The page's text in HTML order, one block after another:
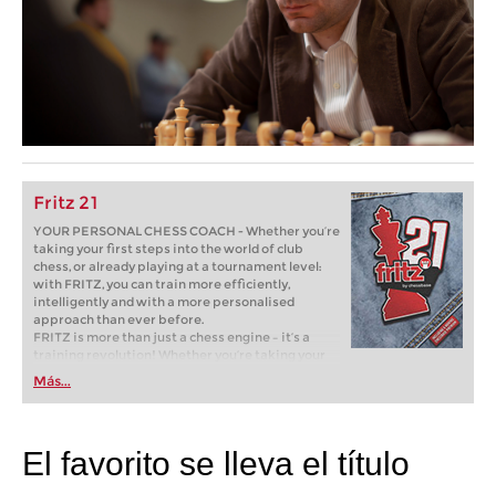
Fritz 21
YOUR PERSONAL CHESS COACH - Whether you’re
taking your first steps into the world of club
chess, or already playing at a tournament level:
with FRITZ, you can train more efficiently,
intelligently and with a more personalised
approach than ever before.
FRITZ is more than just a chess engine – it’s a
training revolution! Whether you’re taking your
first steps into the world of club chess, or already
playing at a tournament level: with FRITZ, you can
train more efficiently, intelligently and with a
Más...
El favorito se lleva el título